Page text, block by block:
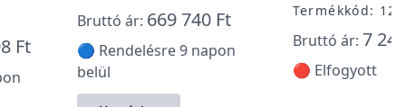
Ft
Bruttó ár: 669 740 Ft
🔵 Rendelésre 9 napon
belül
Termékkód:
Bruttó ár: 7
🔴 Elfogyott